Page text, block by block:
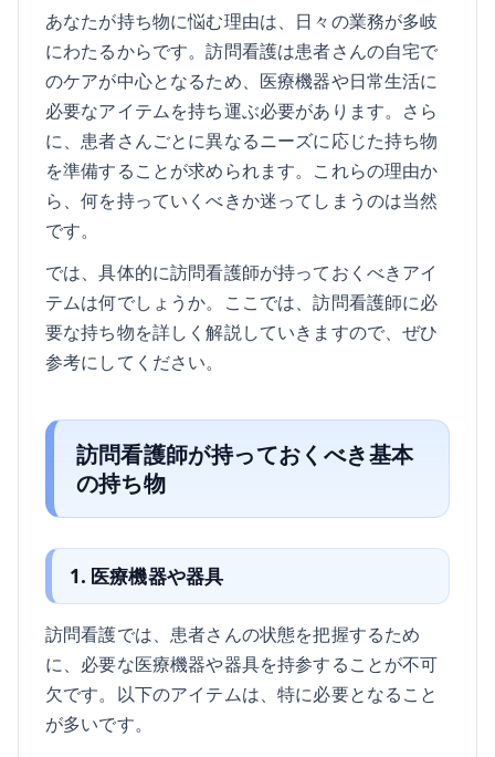
あなたが持ち物に悩む理由は、日々の業務が多岐
にわたるからです。訪問看護は患者さんの自宅で
のケアが中心となるため、医療機器や日常生活に
必要なアイテムを持ち運ぶ必要があります。さら
に、患者さんごとに異なるニーズに応じた持ち物
を準備することが求められます。これらの理由か
ら、何を持っていくべきか迷ってしまうのは当然
です。
では、具体的に訪問看護師が持っておくべきアイ
テムは何でしょうか。ここでは、訪問看護師に必
要な持ち物を詳しく解説していきますので、ぜひ
参考にしてください。
訪問看護師が持っておくべき基本
の持ち物
1. 医療機器や器具
訪問看護では、患者さんの状態を把握するため
に、必要な医療機器や器具を持参することが不可
欠です。以下のアイテムは、特に必要となること
が多いです。